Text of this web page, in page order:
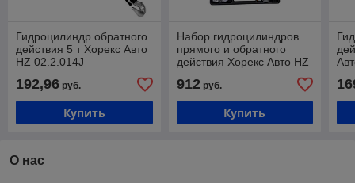
Гидроцилиндр обратного
действия 5 т Хорекс Авто
HZ 02.2.014J
192,96 руб.
Купить
Набор гидроцилиндров
прямого и обратного
действия Хорекс Авто HZ
912руб.
Купить
О нас